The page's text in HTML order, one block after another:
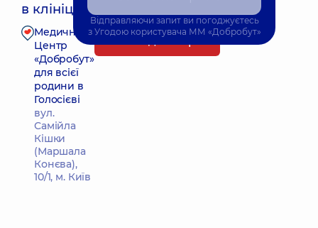
в клініці
Медичний
Центр
«Добробут»
для всієї
родини в
Голосієві
вул.
Самійла
Кішки
(Маршала
Конєва),
10/1, м. Київ
Запис до лікаря
Відправляючи запит ви погоджуєтесь
з Угодою користувача ММ «Добробут»